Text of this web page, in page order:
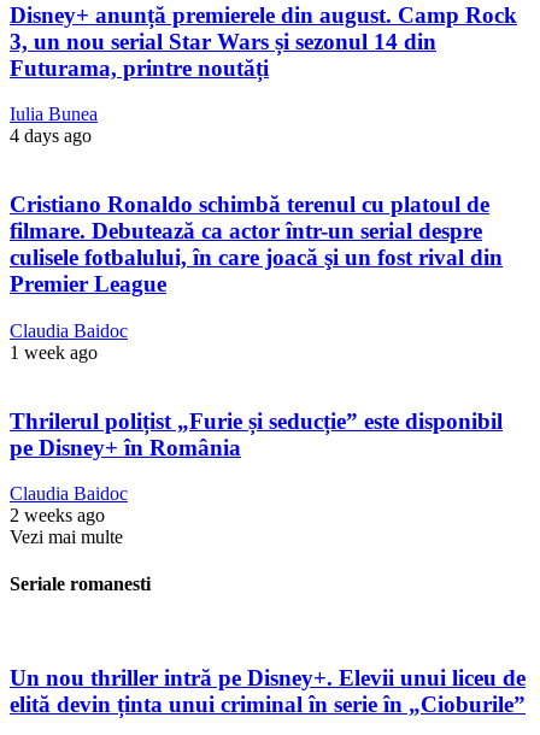
Disney+ anunță premierele din august. Camp Rock
3, un nou serial Star Wars și sezonul 14 din
Futurama, printre noutăți
Iulia Bunea
4 days ago
Cristiano Ronaldo schimbă terenul cu platoul de
filmare. Debutează ca actor într-un serial despre
culisele fotbalului, în care joacă şi un fost rival din
Premier League
Claudia Baidoc
1 week ago
Thrilerul polițist „Furie și seducție” este disponibil
pe Disney+ în România
Claudia Baidoc
2 weeks ago
Vezi mai multe
Seriale romanesti
Un nou thriller intră pe Disney+. Elevii unui liceu de
elită devin ținta unui criminal în serie în „Cioburile”